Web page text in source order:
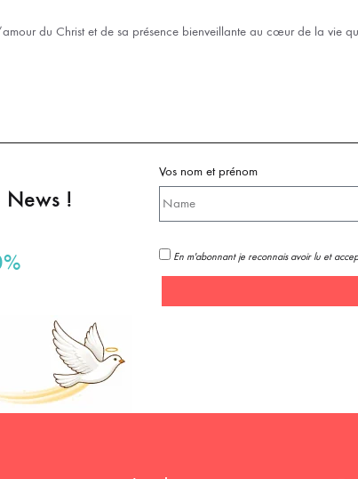
du Christ et de sa présence bienveillante au cœur de la vie
!
Vos nom et prénom
En m'abonnant je reconnais avoir lu et